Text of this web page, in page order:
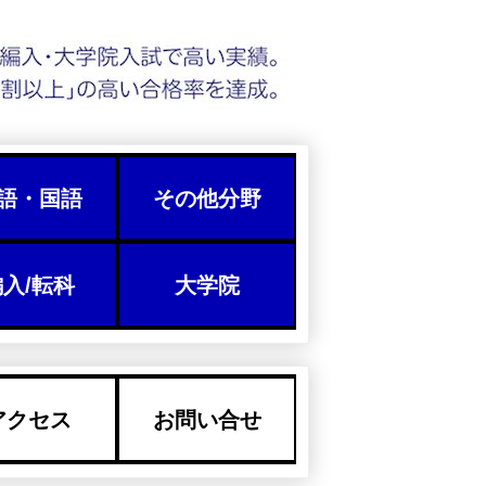
・国語 その他分野
/転科 大学院
クセス お問い合せ